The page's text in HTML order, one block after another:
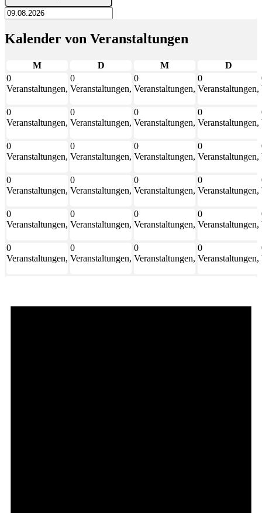
Kalender von Veranstaltungen
MMontag DDienstag MMittwoch D
0
Veranstaltungen,
0
Veranstaltungen,
0
Veranstaltungen,
0
Veranstaltungen,
0
Veranstaltungen,
0
Veranstaltungen,
0
Veranstaltungen,
0
Veranstaltungen,
0
Veranstaltungen,
0
Veranstaltungen,
0
Veranstaltungen,
0
Veranstaltungen,
0
Veranstaltungen,
0
Veranstaltungen,
0
Veranstaltungen,
0
Veranstaltungen,
0
Veranstaltungen,
0
Veranstaltungen,
0
Veranstaltungen,
0
Veranstaltungen,
0
Veranstaltungen,
0
Veranstaltungen,
0
Veranstaltungen,
0
Veranstaltungen,